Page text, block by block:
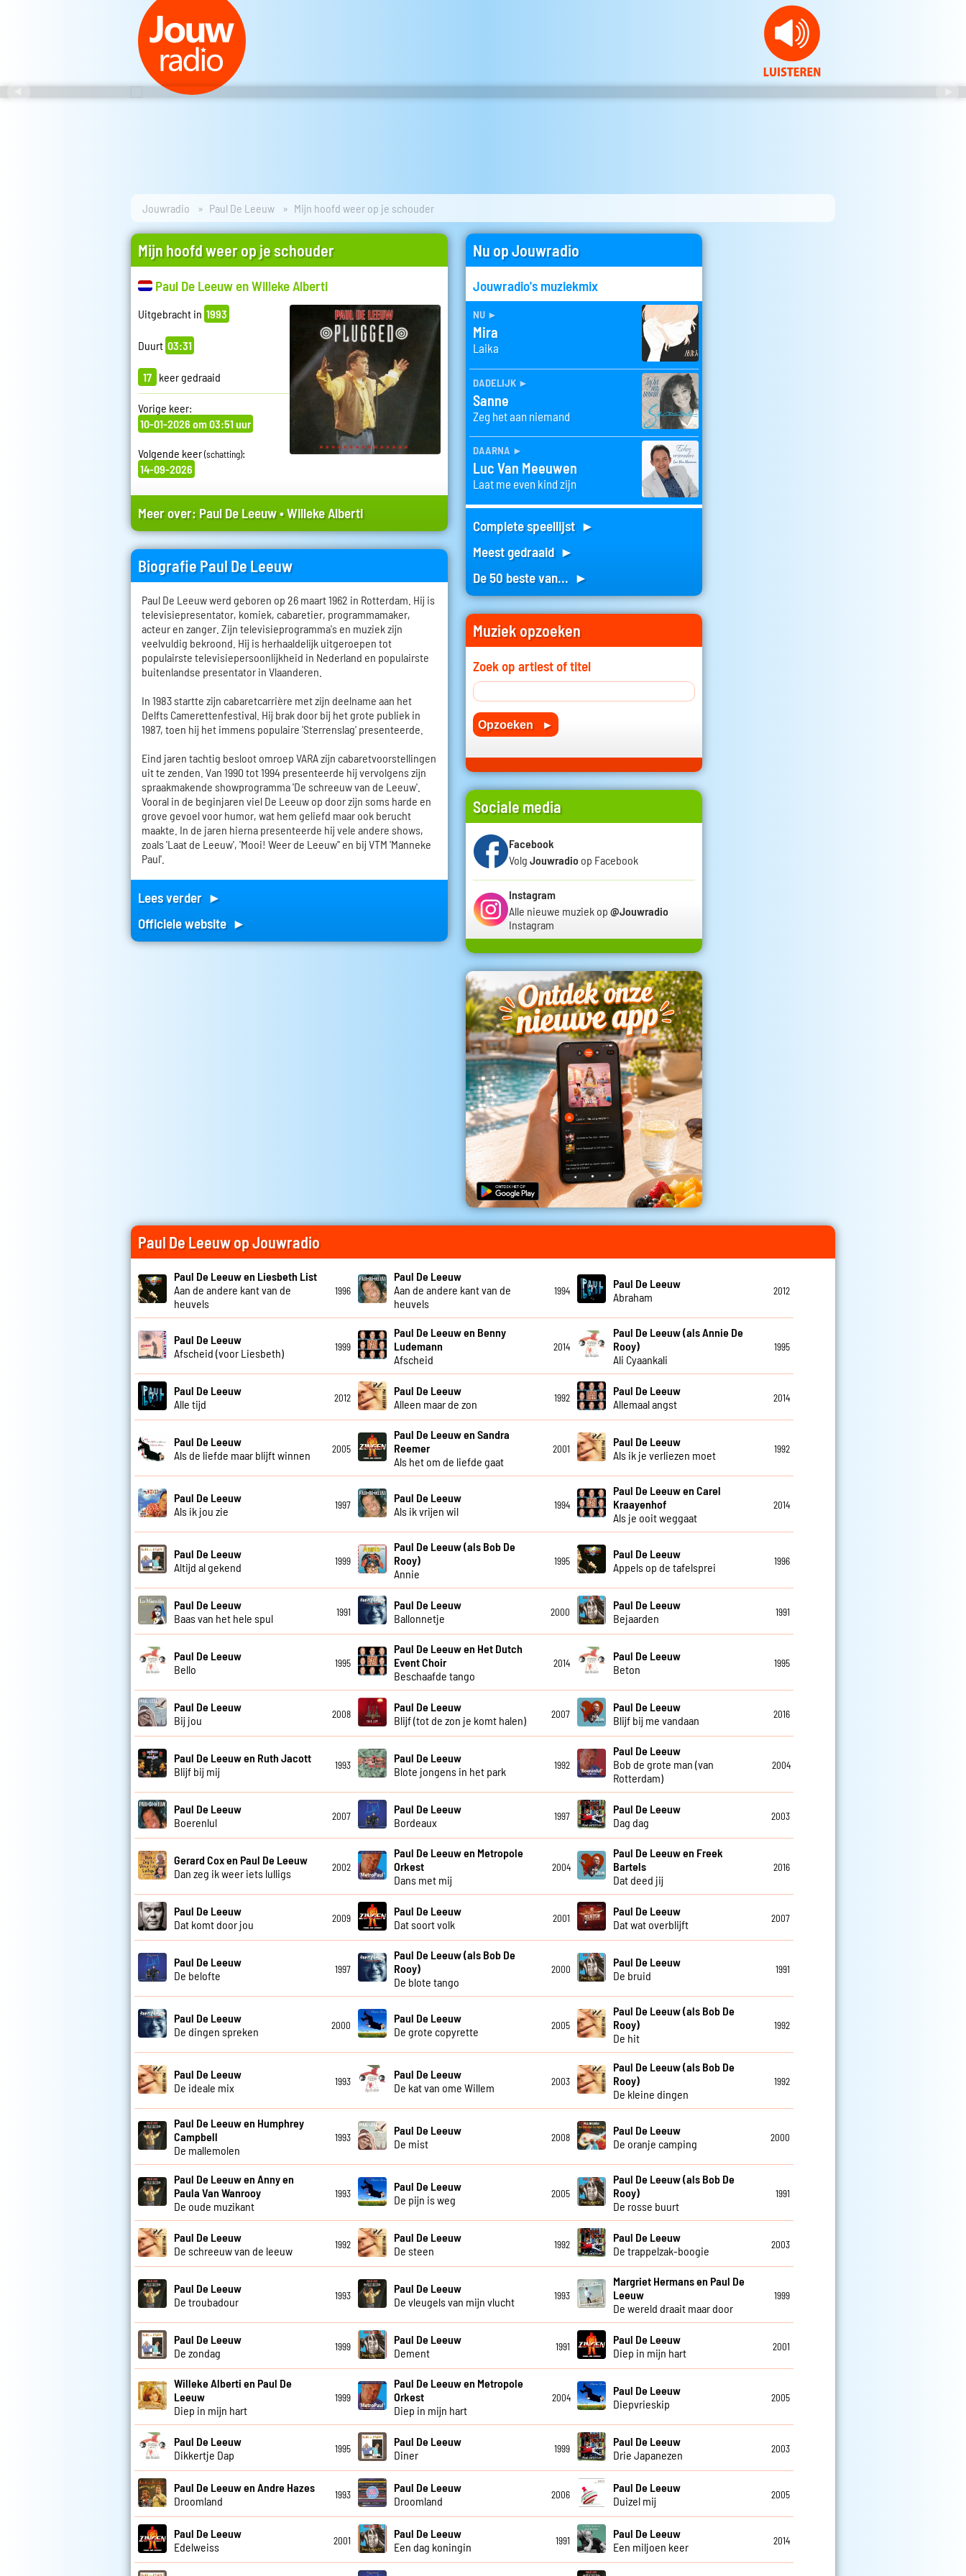
Jouwradio Paul De Leeuw Mijn hoofd weer op je schouder
Mijn hoofd weer op je schouder
Paul De Leeuw en Willeke Alberti
Uitgebracht in 1993
Duurt 03:31
17 keer gedraaid
Vorige keer:
10-01-2026 om 03:51 uur
Volgende keer(schatting):
14-09-2026
Meer over: Paul De Leeuw•Willeke Alberti
Biografie Paul De Leeuw
Paul De Leeuw werd geboren op 26 maart 1962 in Rotterdam. Hij is
televisiepresentator, komiek, cabaretier, programmamaker,
acteur en zanger. Zijn televisieprogramma's en muziek zijn
veelvuldig bekroond. Hij is herhaaldelijk uitgeroepen tot
populairste televisiepersoonlijkheid in Nederland en populairste
buitenlandse presentator in Vlaanderen.
In 1983 startte zijn cabaretcarrière met zijn deelname aan het
Delfts Camerettenfestival. Hij brak door bij het grote publiek in
1987, toen hij het immens populaire 'Sterrenslag' presenteerde.
Eind jaren tachtig besloot omroep VARA zijn cabaretvoorstellingen
uit te zenden. Van 1990 tot 1994 presenteerde hij vervolgens zijn
spraakmakende showprogramma 'De schreeuw van de Leeuw'.
Vooral in de beginjaren viel De Leeuw op door zijn soms harde en
grove gevoel voor humor, wat hem geliefd maar ook berucht
maakte. In de jaren hierna presenteerde hij vele andere shows,
zoals 'Laat de Leeuw', 'Mooi! Weer de Leeuw'' en bij VTM 'Manneke
Paul'.
Lees verder ►
Officiele website ►
Nu op Jouwradio
Jouwradio's muziekmix
nu ►
Mira
Laika
dadelijk ►
Sanne
Zeg het aan niemand
daarna ►
Luc Van Meeuwen
Laat me even kind zijn
Complete speellijst ►
Meest gedraaid ►
De 50 beste van... ►
Muziek opzoeken
Zoek op artiest of titel
Sociale media
Facebook
Volg Jouwradio op Facebook
Instagram
Alle nieuwe muziek op @Jouwradio
Instagram
Paul De Leeuw op Jouwradio
Paul De Leeuw en Liesbeth List
Aan de andere kant van de
heuvels
1996
Paul De Leeuw
Aan de andere kant van de
heuvels
1994
Paul De Leeuw
Abraham
2012
Paul De Leeuw
Afscheid (voor Liesbeth)
1999
Paul De Leeuw en Benny
Ludemann
Afscheid
2014
Paul De Leeuw (als Annie De
Rooy)
Ali Cyaankali
1995
Paul De Leeuw
Alle tijd
2012
Paul De Leeuw
Alleen maar de zon
1992
Paul De Leeuw
Allemaal angst
2014
Paul De Leeuw
Als de liefde maar blijft winnen
2005
Paul De Leeuw en Sandra
Reemer
Als het om de liefde gaat
2001
Paul De Leeuw
Als ik je verliezen moet
1992
Paul De Leeuw
Als ik jou zie
1997
Paul De Leeuw
Als ik vrijen wil
1994
Paul De Leeuw en Carel
Kraayenhof
Als je ooit weggaat
2014
Paul De Leeuw
Altijd al gekend
1999
Paul De Leeuw (als Bob De
Rooy)
Annie
1995
Paul De Leeuw
Appels op de tafelsprei
1996
Paul De Leeuw
Baas van het hele spul
1991
Paul De Leeuw
Ballonnetje
2000
Paul De Leeuw
Bejaarden
1991
Paul De Leeuw
Bello
1995
Paul De Leeuw en Het Dutch
Event Choir
Beschaafde tango
2014
Paul De Leeuw
Beton
1995
Paul De Leeuw
Bij jou
2008
Paul De Leeuw
Blijf (tot de zon je komt halen)
2007
Paul De Leeuw
Blijf bij me vandaan
2016
Paul De Leeuw en Ruth Jacott
Blijf bij mij
1993
Paul De Leeuw
Blote jongens in het park
1992
Paul De Leeuw
Bob de grote man (van
Rotterdam)
2004
Paul De Leeuw
Boerenlul
2007
Paul De Leeuw
Bordeaux
1997
Paul De Leeuw
Dag dag
2003
Gerard Cox en Paul De Leeuw
Dan zeg ik weer iets lulligs
2002
Paul De Leeuw en Metropole
Orkest
Dans met mij
2004
Paul De Leeuw en Freek
Bartels
Dat deed jij
2016
Paul De Leeuw
Dat komt door jou
2009
Paul De Leeuw
Dat soort volk
2001
Paul De Leeuw
Dat wat overblijft
2007
Paul De Leeuw
De belofte
1997
Paul De Leeuw (als Bob De
Rooy)
De blote tango
2000
Paul De Leeuw
De bruid
1991
Paul De Leeuw
De dingen spreken
2000
Paul De Leeuw
De grote copyrette
2005
Paul De Leeuw (als Bob De
Rooy)
De hit
1992
Paul De Leeuw
De ideale mix
1993
Paul De Leeuw
De kat van ome Willem
2003
Paul De Leeuw (als Bob De
Rooy)
De kleine dingen
1992
Paul De Leeuw en Humphrey
Campbell
De mallemolen
1993
Paul De Leeuw
De mist
2008
Paul De Leeuw
De oranje camping
2000
Paul De Leeuw en Anny en
Paula Van Wanrooy
De oude muzikant
1993
Paul De Leeuw
De pijn is weg
2005
Paul De Leeuw (als Bob De
Rooy)
De rosse buurt
1991
Paul De Leeuw
De schreeuw van de leeuw
1992
Paul De Leeuw
De steen
1992
Paul De Leeuw
De trappelzak-boogie
2003
Paul De Leeuw
De troubadour
1993
Paul De Leeuw
De vleugels van mijn vlucht
1993
Margriet Hermans en Paul De
Leeuw
De wereld draait maar door
1999
Paul De Leeuw
De zondag
1999
Paul De Leeuw
Dement
1991
Paul De Leeuw
Diep in mijn hart
2001
Willeke Alberti en Paul De
Leeuw
Diep in mijn hart
1999
Paul De Leeuw en Metropole
Orkest
Diep in mijn hart
2004
Paul De Leeuw
Diepvrieskip
2005
Paul De Leeuw
Dikkertje Dap
1995
Paul De Leeuw
Diner
1999
Paul De Leeuw
Drie Japanezen
2003
Paul De Leeuw en Andre Hazes
Droomland
1993
Paul De Leeuw
Droomland
2006
Paul De Leeuw
Duizel mij
2005
Paul De Leeuw
Edelweiss
2001
Paul De Leeuw
Een dag koningin
1991
Paul De Leeuw
Een miljoen keer
2014